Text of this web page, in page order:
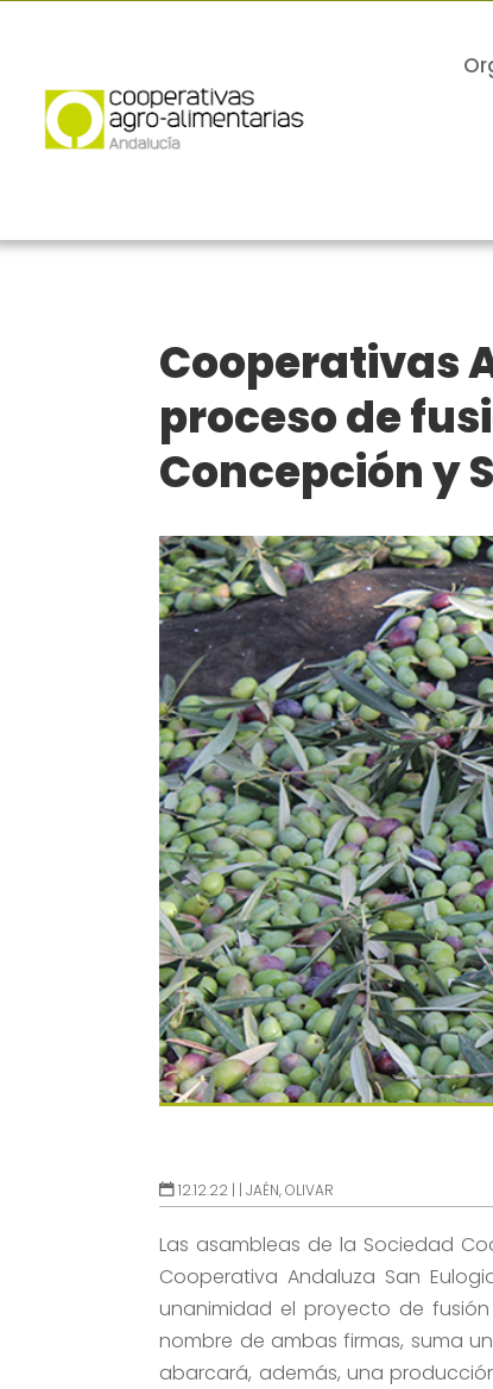
Cooperativas
proceso de
Concepción y
12.12.22 | |JAÉN,OLIVAR
Las asambleas de la Sociedad
Cooperativa Andaluza San
unanimidad el proyecto de
nombre de ambas firmas, suma
abarcará, además, una